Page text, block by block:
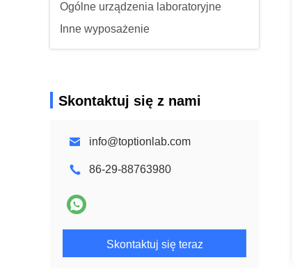
Ogólne urządzenia laboratoryjne
Inne wyposażenie
Skontaktuj się z nami
info@toptionlab.com
86-29-88763980
Skontaktuj się teraz